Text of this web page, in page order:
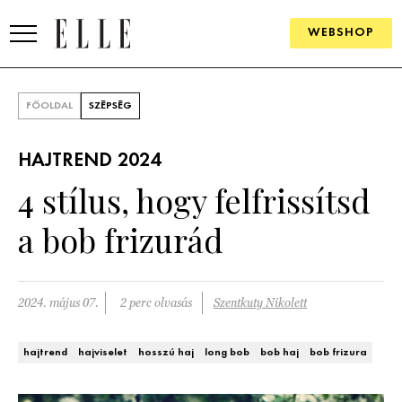
WEBSHOP
SZÉPSÉG
PSZICHÉ
ÉLETMÓD
FŐOLDAL SZÉPSÉG
HAJTREND 2024
4 stílus, hogy felfrissítsd
a bob frizurád
2024. május 07. 2 perc olvasás Szentkuty Nikolett
hajtrend hajviselet hosszú haj long bob bob haj bob frizura